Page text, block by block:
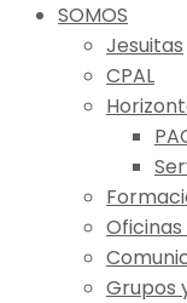
SOMOS
Jesuitas
CPAL
Grupos